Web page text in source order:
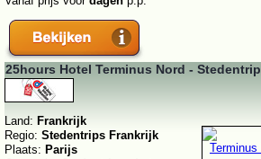
25hours Hotel Terminus Nord - Stedentrip
Land: Frankrijk
Regio: Stedentrips Frankrijk
Plaats: Parijs